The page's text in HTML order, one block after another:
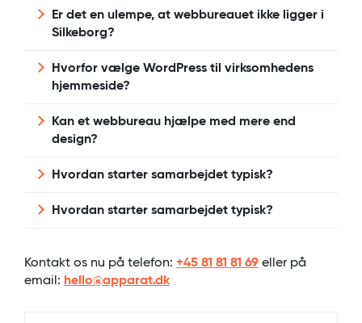
Valget bør baseres på erfaring, arbejdsmetode
og forståelse for forretning frem for geografi.
Et godt webbureau rådgiver om både teknik,
struktur og mål.
Er det en ulempe, at webbureauet ikke ligger i
Silkeborg?
Nej. Digitale samarbejdsformer gør det muligt
at arbejde tæt sammen, også uden daglig
fysisk kontakt.
Hvorfor vælge WordPress til virksomhedens
hjemmeside?
WordPress er fleksibelt, skalerbart og velegnet
til SEO og videreudvikling.
Kan et webbureau hjælpe med mere end
design?
Ja. Professionelle webbureauer hjælper også
med teknik, performance, SEO og
vedligeholdelse.
Hvordan starter samarbejdet typisk?
Ja. Professionelle webbureauer hjælper også
med teknik, performance, SEO og
Hvordan starter samarbejdet typisk?
behovsafdækning, før design og udvikling
igangsættes.
Kontakt os nu på telefon: +45 81 81 81 69 eller på
email: hello@apparat.dk